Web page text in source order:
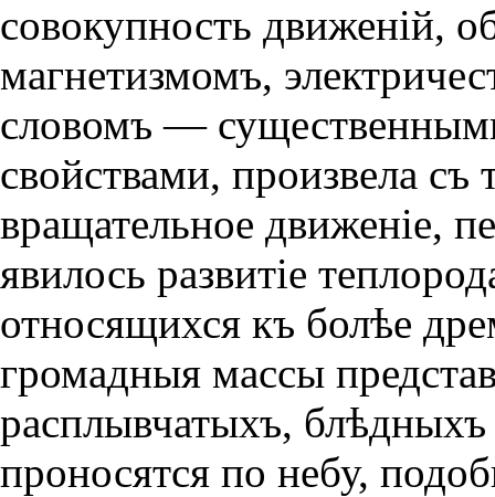
совокупность движенiй,
магнетизмомъ,
словомъ —
свойствами, произвела
вращательное движенiе,
явилось развитiе
относящихся къ болѣе
громадныя массы
расплывчатыхъ,
проносятся по небу,